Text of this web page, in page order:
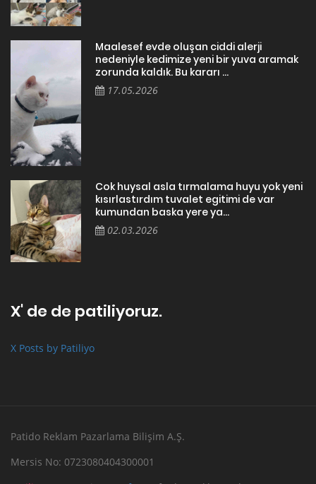
Maalesef evde oluşan ciddi alerji
nedeniyle kedimize yeni bir yuva aramak
zorunda kaldık. Bu kararı ...
17.05.2026
Cok huysal asla tırmalama huyu yok yeni
kısırlastırdım tuvalet egitimi de var
kumundan baska yere ya...
02.03.2026
X' de de patiliyoruz.
X Posts by Patiliyo
Patido Reklam Pazarlama Bilişim A.Ş.
Mersis No: 0723080404300001